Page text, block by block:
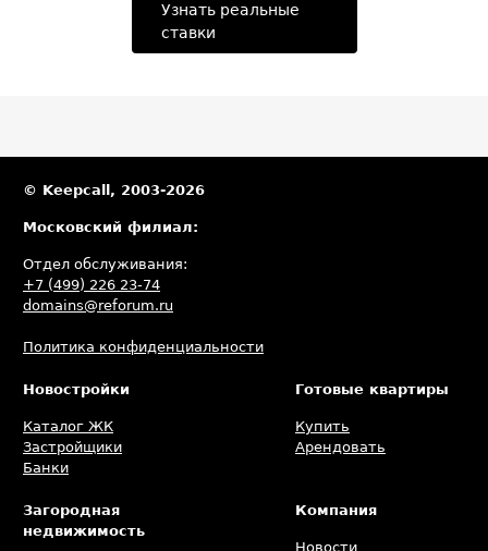
Узнать реальные
ставки
© Keepcall, 2003-2026
Московский филиал:
Отдел обслуживания:
+7 (499) 226 23-74
domains@reforum.ru
Политика конфиденциальности
Новостройки
Каталог ЖК
Застройщики
Банки
Готовые квартиры
Купить
Арендовать
Загородная
недвижимость
Компания
Новости